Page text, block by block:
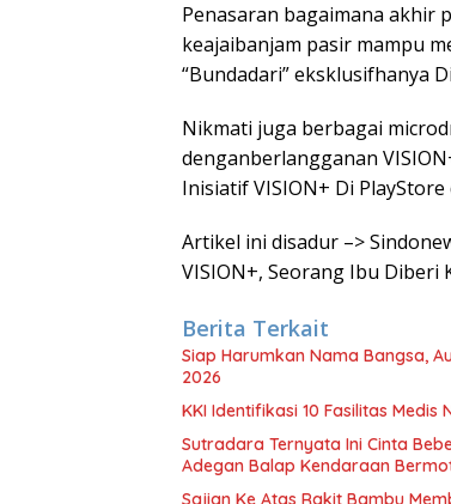
Penasaran bagaimana akhir
keajaibanjam pasir mampu
“Bundadari” eksklusifhanya
Nikmati juga berbagai
denganberlangganan
Inisiatif VISION+ Di
Artikel ini disadur –>
VISION+, Seorang Ibu Diberi
Berita Terkait
Siap Harumkan Nama Bangsa,
2026
KKI Identifikasi 10 Fasilitas
Sutradara Ternyata Ini Cinta
Adegan Balap Kendaraan
Sajian Ke Atas Rakit Bambu